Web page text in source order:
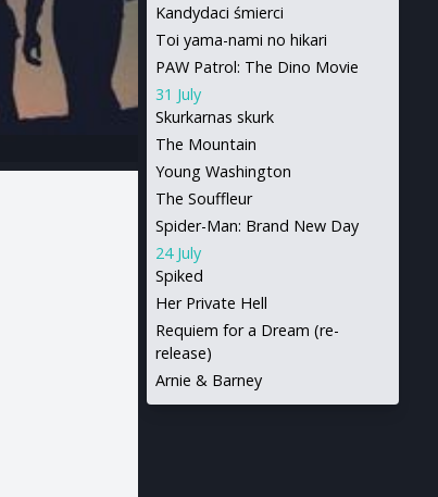
Kandydaci śmierci
Toi yama-nami no hikari
PAW Patrol: The Dino Movie
31 July
Skurkarnas skurk
The Mountain
Young Washington
The Souffleur
Spider-Man: Brand New Day
24 July
Spiked
Her Private Hell
Requiem for a Dream (re-
release)
Arnie & Barney